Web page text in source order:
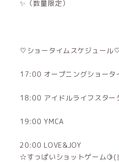
✨（数量限定）
♡ショータイムスケジュール♡
17:00 オープニングショータ
18:00 アイドルライフスター
19:00 YMCA
20:00 LOVE&JOY
☆すっぱいショットゲーム🍋(